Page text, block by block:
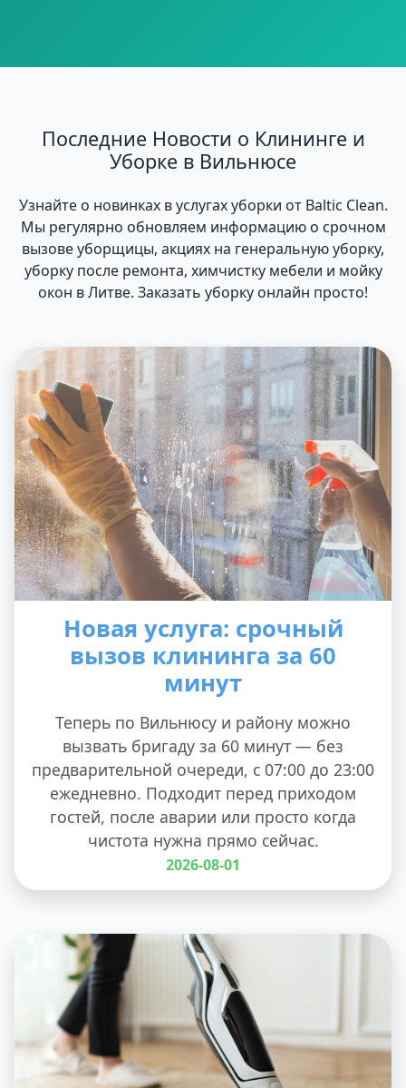
Последние Новости о Клининге и
Уборке в Вильнюсе
Узнайте о новинках в услугах уборки от Baltic Clean.
Мы регулярно обновляем информацию о срочном
вызове уборщицы, акциях на генеральную уборку,
уборку после ремонта, химчистку мебели и мойку
окон в Литве. Заказать уборку онлайн просто!
Новая услуга: срочный
вызов клининга за 60
минут
Теперь по Вильнюсу и району можно
вызвать бригаду за 60 минут — без
предварительной очереди, с 07:00 до 23:00
ежедневно. Подходит перед приходом
гостей, после аварии или просто когда
чистота нужна прямо сейчас.
2026-08-01